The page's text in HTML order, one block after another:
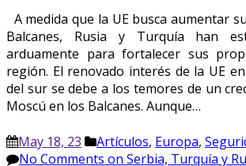
A medida que la UE busca aumentar
Balcanes, Rusia y Turquía han
arduamente para fortalecer sus
región. El renovado interés de la UE
del sur se debe a los temores de un
Moscú en los Balcanes. Aunque…
May 18, 23 Artículos, Europa,
No Comments on Serbia, Turquía y